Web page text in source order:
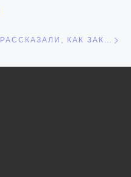
В ВОЛГОГРАДЕ СИНОПТИКИ РАССКАЗАЛИ, КАК ЗАКОНЧИТСЯ ПЕРВЫЙ МЕСЯЦ ВЕСНЫ